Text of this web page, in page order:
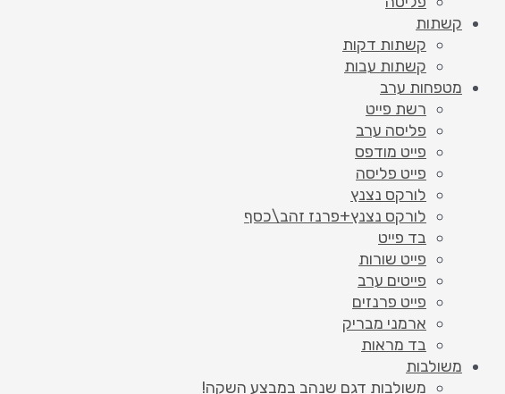
קשתות
קשתות דקות
קשתות עבות
מטפחות ערב
רשת פייט
פליסה ערב
פייט מודפס
פייט פליסה
לורקס נצנץ
לורקס נצנץ+פרנז זהב\כסף
בד פייט
פייט שורות
פייטים ערב
פייט פרנזים
ארמני מבריק
בד מראות
משולבות
משולבות דגם שנהב במבצע השקה!